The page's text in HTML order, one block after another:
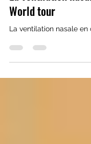
La ventilation
World tour
La ventilation nasale